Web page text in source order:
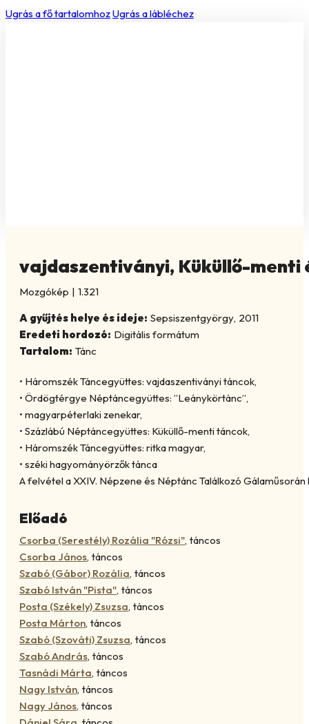
Ugrás a fő tartalomhozUgrás a lábléchez
vajdaszentiványi, Küküllő-menti
Mozgókép | 1.321
A gyűjtés helye és ideje: Sepsiszentgyörgy, 2011
Eredeti hordozó: Digitális formátum
Tartalom: Tánc
• Háromszék Táncegyüttes: vajdaszentiványi táncok,
• Ördögtérgye Néptáncegyüttes: ”Leánykörtánc”,
• magyarpéterlaki zenekar,
• Százlábú Néptáncegyüttes: Küküllő-menti táncok,
• Háromszék Táncegyüttes: ritka magyar,
• széki hagyományörzők tánca
A felvétel a XXIV. Népzene és Néptánc Találkozó Gálaműsorán
Előadó
Csorba (Serestély) Rozália "Rózsi", táncos
Csorba János, táncos
Szabó (Gábor) Rozália, táncos
Szabó István "Pista", táncos
Posta (Székely) Zsuzsa, táncos
Posta Márton, táncos
Szabó (Szováti) Zsuzsa, táncos
Szabó András, táncos
Tasnádi Márta, táncos
Nagy István, táncos
Nagy János, táncos